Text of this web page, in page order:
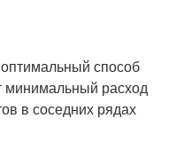
способ
минимальный расход
в соседних рядах